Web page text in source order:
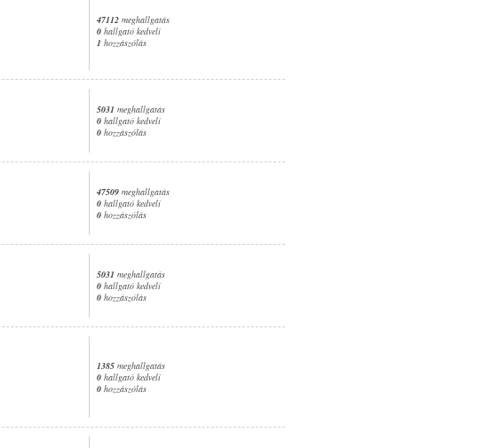
47112 meghallgatás
0 hallgató kedveli
1 hozzászólás
5031 meghallgatás
0 hallgató kedveli
0 hozzászólás
47509 meghallgatás
0 hallgató kedveli
0 hozzászólás
5031 meghallgatás
0 hallgató kedveli
0 hozzászólás
1385 meghallgatás
0 hallgató kedveli
0 hozzászólás